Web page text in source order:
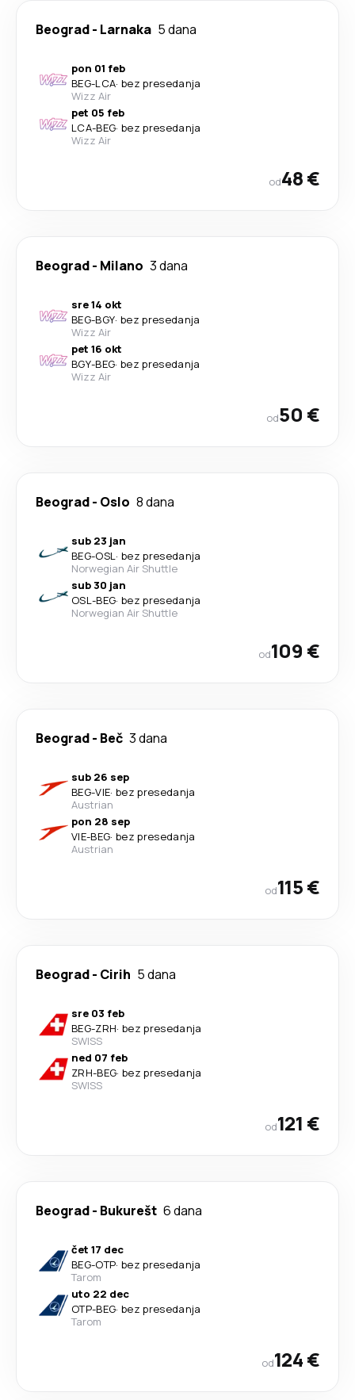
Beograd- Larnaka 5 dana
pon 01 feb
BEG-LCA· bez presedanja
Wizz Air
pet 05 feb
LCA-BEG· bez presedanja
Wizz Air
od48 €
Beograd- Milano 3 dana
sre 14 okt
BEG-BGY· bez presedanja
Wizz Air
pet 16 okt
BGY-BEG· bez presedanja
Wizz Air
od50 €
Beograd- Oslo 8 dana
sub 23 jan
BEG-OSL· bez presedanja
Norwegian Air Shuttle
sub 30 jan
OSL-BEG· bez presedanja
Norwegian Air Shuttle
od109 €
Beograd- Beč 3 dana
sub 26 sep
BEG-VIE· bez presedanja
Austrian
pon 28 sep
VIE-BEG· bez presedanja
Austrian
od115 €
Beograd- Cirih 5 dana
sre 03 feb
BEG-ZRH· bez presedanja
SWISS
ned 07 feb
ZRH-BEG· bez presedanja
SWISS
od121 €
Beograd- Bukurešt 6 dana
čet 17 dec
BEG-OTP· bez presedanja
Tarom
uto 22 dec
OTP-BEG· bez presedanja
Tarom
od124 €